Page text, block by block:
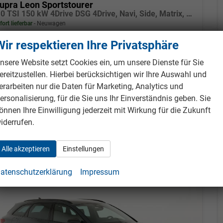
Leon Sportstourer
2.0 TSI 150 kW 4Drive DSG 4Drive, Navi, Side, Matrix, el. Klappe, 18-Zoll, 5 J.-Garantie
lieferbar Neuwagen
988654 Getriebe Automatik
10 km
€
19% MwSt.
Details
kombiniert:7,40 l/100km
2-Klasse:
341,– € mtl.
respektieren Ihre Privatsphäre
Website setzt Cookies ein, um unsere Dienste für Sie
Hierbei berücksichtigen wir Ihre Auswahl und
nur die Daten für Marketing, Analytics und
für die Sie uns Ihr Einverständnis geben. Sie
Ihre Einwilligung jederzeit mit Wirkung für die Zukunft
Alle akzeptieren Einstellungen
Impressum